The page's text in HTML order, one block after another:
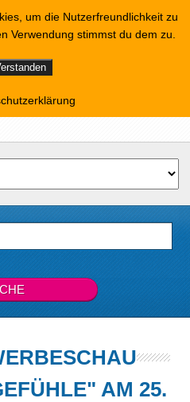
AM 25.
um die Nutzerfreundlichkeit zu
Verwendung stimmst du dem zu.